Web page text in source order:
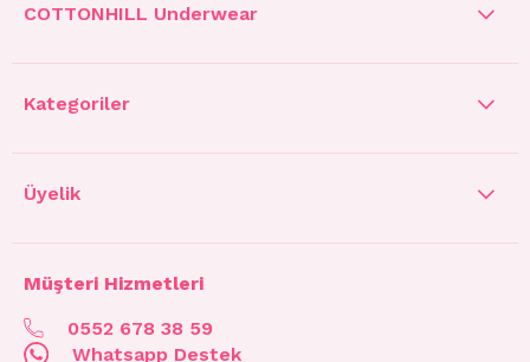
COTTONHILL Underwear
Kategoriler
Üyelik
Müşteri Hizmetleri
0552 678 38 59
Whatsapp Destek